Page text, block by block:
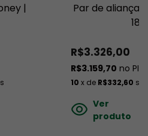
|
Par de
18K
R$3.326,00
R$3.159,70 no PIX
10 x de R$332,60
Ver
produto